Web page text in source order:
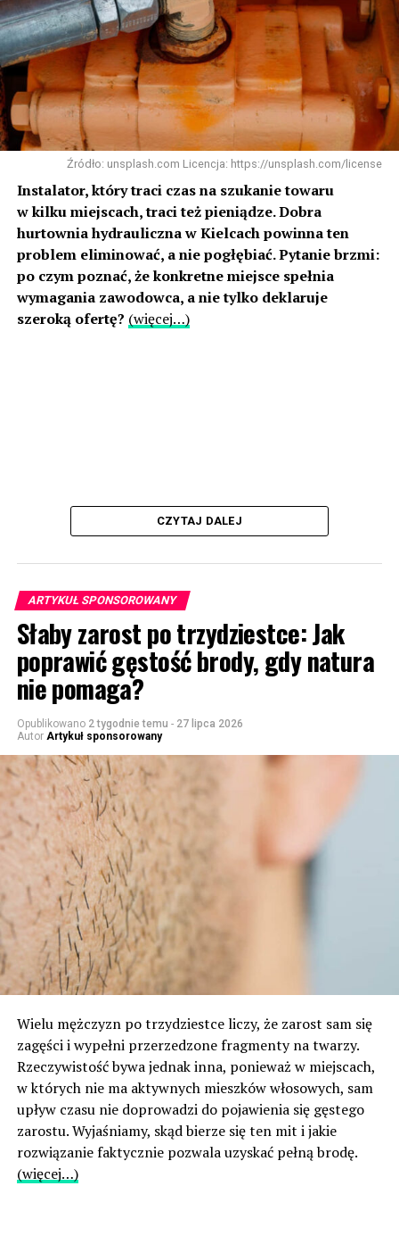
Źródło: unsplash.com Licencja: https://unsplash.com/license
Instalator, który traci czas na szukanie towaru
w kilku miejscach, traci też pieniądze. Dobra
hurtownia hydrauliczna w Kielcach powinna ten
problem eliminować, a nie pogłębiać. Pytanie brzmi:
po czym poznać, że konkretne miejsce spełnia
wymagania zawodowca, a nie tylko deklaruje
szeroką ofertę? (więcej…)
CZYTAJ DALEJ
ARTYKUŁ SPONSOROWANY
Słaby zarost po trzydziestce: Jak
poprawić gęstość brody, gdy natura
nie pomaga?
Opublikowano 2 tygodnie temu - 27 lipca 2026
Autor Artykuł sponsorowany
Wielu mężczyzn po trzydziestce liczy, że zarost sam się
zagęści i wypełni przerzedzone fragmenty na twarzy.
Rzeczywistość bywa jednak inna, ponieważ w miejscach,
w których nie ma aktywnych mieszków włosowych, sam
upływ czasu nie doprowadzi do pojawienia się gęstego
zarostu. Wyjaśniamy, skąd bierze się ten mit i jakie
rozwiązanie faktycznie pozwala uzyskać pełną brodę.
(więcej…)